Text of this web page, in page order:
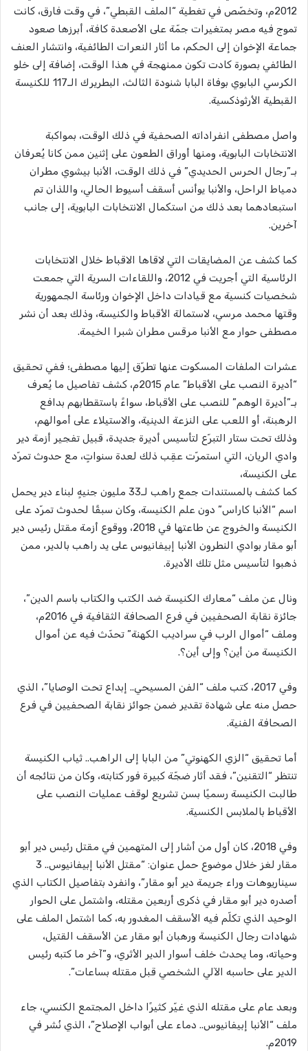
2012م، وتخصّص في تغطية “الملف القبطي”، في وقت فارق، كانت
تموج فيه مصر بمتغيرات جمّة على الأصعدة كافة، أبرزها صعود
جماعة الإخوان إلى الحكم، ما أثار النعرات الطائفية، وانتشار العنف
الطائفي بصورة كادت تكون ممنهجة في هذا الوقت، إضافة إلى خلو
الكرسي البابوي بوفاة البابا شنودة الثالث، البطريرك الـ117 للكنيسة
القبطية الأرثوذكسية.
واصل مصطفى انفراداته الصحفية في ذلك الوقت، بمواكبة
الانتخابات البابوية، ومنها أوراق الطعون على إثنين ممن كانا يُعرفان
بـ”رجال الحرس الحديدي” في ذلك الوقت، الأنبا بيشوي مطران
دمياط الراحل، والأنبا يوأنس أسقف أسيوط الحالي، واللذان تم
استبعادهما بعد ذلك من استكمال الانتخابات البابوية، إلى جانب
آخرين.
كما كشف عن المضايقات التي لاقاها الاقباط خلال الانتخابات
الرئاسية التي أجريت في 2012، واللقاءات السرية التي جمعت
شخصيات كنسية مع قيادات داخل الإخوان ورئاسة الجمهورية
وقتها محمد مرسي، لاستمالة الأقباط والكنيسة، وذلك بعد أن نشر
مصطفى حوار مع الأنبا مرقس مطران شبرا الخيمة.
عشرات الملفات المسكوت عنها تطرّق إليها مصطفى؛ ففي تحقيق
“أديرة النصب على الأقباط” عام 2015م، كشف تفاصيل ما يُعرف
بـ”أديرة الوهم” للنصب على الأقباط، سواءً باستقطابهم بدافع
الرهبنة، أو اللعب على النزعة الدينية، والاستيلاء على أموالهم،
وذلك تحت ستار التبرّع لتأسيس أديرة جديدة، قبيل تفجير أزمة دير
وادي الريان، التي استمرّت عقِب ذلك لعدة سنواتٍ، مع حدوث تمرّد
على الكنيسة،
كما كشف بالمستندات جمع راهب لـ33 مليون جنيهٍ لبناء دير يحمل
اسم “الأنبا كاراس” دون علم الكنيسة، وكان سبقًا لحدوث تمرّد على
الكنيسة والخروج عن طاعتها في 2018، ووقوع أزمة مقتل رئيس دير
أبو مقار بوادي النطرون الأنبا إبيفانيوس على يد راهب بالدير، ممن
ذهبوا لتأسيس مثل تلك الأديرة.
ونال عن ملف “معارك الكنيسة ضد الكتب والكتاب باسم الدين”،
جائزة نقابة الصحفيين في فرع الصحافة الثقافية في 2016م،
وملف “أموال الرب في سراديب الكهنة” تحدّث فيه عن أموال
الكنيسة من أين؟ وإلى أين؟.
وفي 2017، كتب ملف “الفن المسيحي.. إبداع تحت الوصايا”، الذي
حصل منه على شهادة تقدير ضمن جوائز نقابة الصحفيين في فرع
الصحافة الفنية.
أما تحقيق “الزي الكهنوتي” من البابا إلى الراهب.. ثياب الكنيسة
تنتظر “التقنين”، فقد أثار ضجّة كبيرة فور كتابته، وكان من نتائجه أن
طالبت الكنيسة رسميًا بسن تشريع لوقف عمليات النصب على
الأقباط بالملابس الكنسية.
وفي 2018، كان أول من أشار إلى المتهمين في مقتل رئيس دير أبو
مقار لغز خلال موضوع حمل عنوان: “مقتل الأنبا إبيفانيوس.. 3
سيناريوهات وراء جريمة دير أبو مقار”، وانفرد بتفاصيل الكتاب الذي
أصدره دير أبو مقار في ذكرى أربعين مقتله، واشتمل على الحوار
الوحيد الذي تكلّم فيه الأسقف المغدور به، كما اشتمل الملف على
شهادات رجال الكنيسة ورهبان أبو مقار عن الأسقف القتيل،
وحياته، وما يحدث خلف أسوار الدير الأثري، و”آخر ما كتبه رئيس
الدير على حاسبه الآلي الشخصي قبل مقتله بساعات”.
وبعد عام على مقتله الذي غيّر كثيرًا داخل المجتمع الكنسي، جاء
ملف “الأنبا إبيفانيوس.. دماء على أبواب الإصلاح”، الذي نُشر في
2019م.